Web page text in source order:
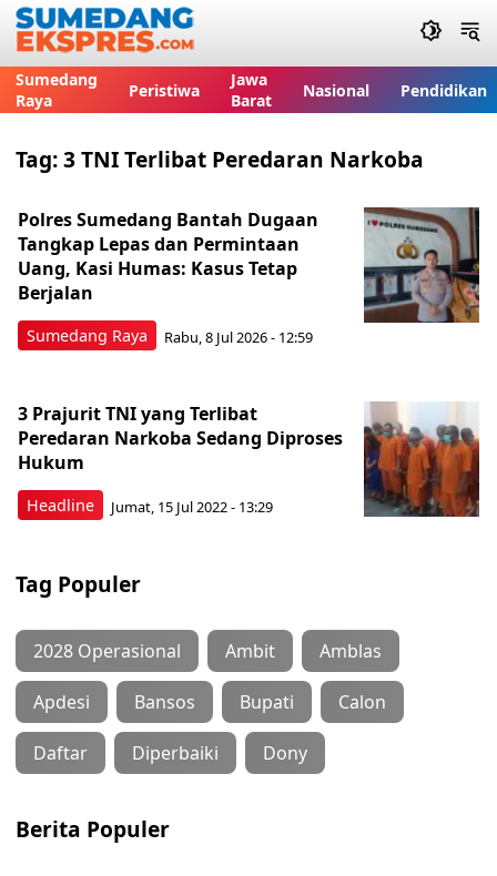
Sumedang
Raya
Peristiwa
Jawa
Barat
Nasional Pendidikan
Tag:3 TNI Terlibat Peredaran Narkoba
Sumedang Raya
Polres Sumedang Bantah Dugaan
Tangkap Lepas dan Permintaan
Uang, Kasi Humas: Kasus Tetap
Berjalan
Rabu, 8 Jul 2026 - 12:59
Headline
3 Prajurit TNI yang Terlibat
Peredaran Narkoba Sedang Diproses
Hukum
Jumat, 15 Jul 2022 - 13:29
Tag Populer
2028 Operasional Ambit Amblas
Apdesi Bansos Bupati Calon
Daftar Diperbaiki Dony
Berita Populer